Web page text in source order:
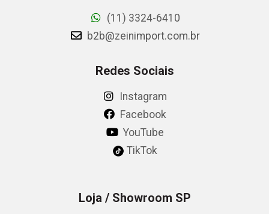
(11) 3324-6410
b2b@zeinimport.com.br
Redes Sociais
Instagram
Facebook
YouTube
TikTok
Loja / Showroom SP